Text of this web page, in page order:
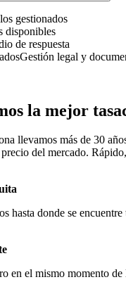
gestionados
disponibles
de respuesta
Gestión legal y
la mejor
llevamos más de 30
del mercado.
hasta donde se
en el mismo momento